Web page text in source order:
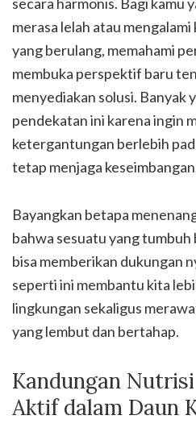
merasa lelah atau
yang berulang, memahami
membuka perspektif baru
menyediakan solusi. Banyak
pendekatan ini karena ingin
ketergantungan berlebih
tetap menjaga
Bayangkan betapa
bahwa sesuatu yang
bisa memberikan dukungan
seperti ini membantu kita
lingkungan sekaligus
yang lembut dan bertahap.
Kandungan
Aktif dalam Daun